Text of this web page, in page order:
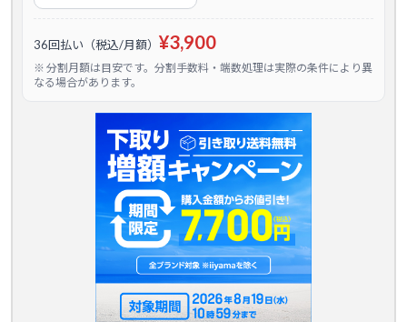
36回払い（税込/月額） ¥3,900
※ 分割月額は目安です。分割手数料・端数処理は実際の条件により異
なる場合があります。